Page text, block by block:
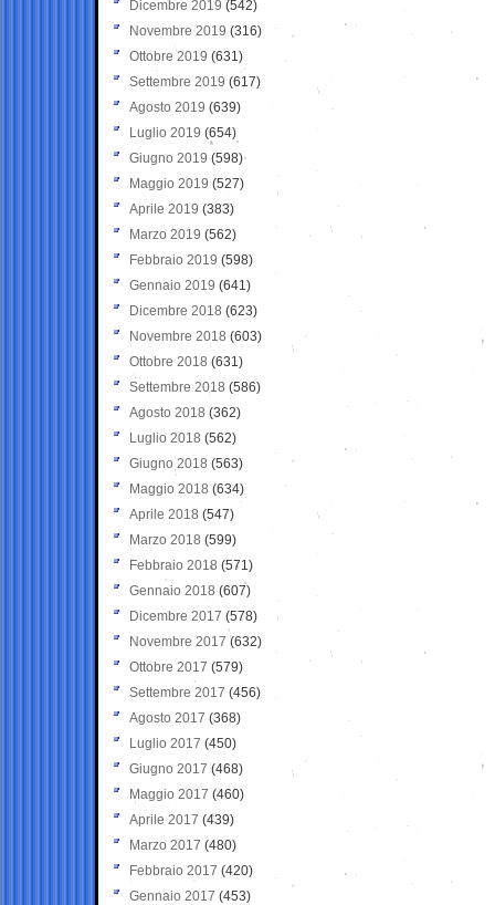
Dicembre 2019 (542)
Novembre 2019 (316)
Ottobre 2019 (631)
Settembre 2019 (617)
Agosto 2019 (639)
Luglio 2019 (654)
Giugno 2019 (598)
Maggio 2019 (527)
Aprile 2019 (383)
Marzo 2019 (562)
Febbraio 2019 (598)
Gennaio 2019 (641)
Dicembre 2018 (623)
Novembre 2018 (603)
Ottobre 2018 (631)
Settembre 2018 (586)
Agosto 2018 (362)
Luglio 2018 (562)
Giugno 2018 (563)
Maggio 2018 (634)
Aprile 2018 (547)
Marzo 2018 (599)
Febbraio 2018 (571)
Gennaio 2018 (607)
Dicembre 2017 (578)
Novembre 2017 (632)
Ottobre 2017 (579)
Settembre 2017 (456)
Agosto 2017 (368)
Luglio 2017 (450)
Giugno 2017 (468)
Maggio 2017 (460)
Aprile 2017 (439)
Marzo 2017 (480)
Febbraio 2017 (420)
Gennaio 2017 (453)